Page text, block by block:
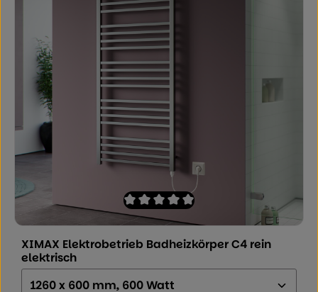
Durchschnittliche Bewertung von 0
XIMAX Elektrobetrieb Badheizkörper C4 rein
elektrisch